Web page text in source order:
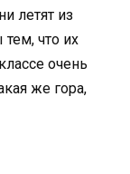
летят из
что их
очень
же гора,